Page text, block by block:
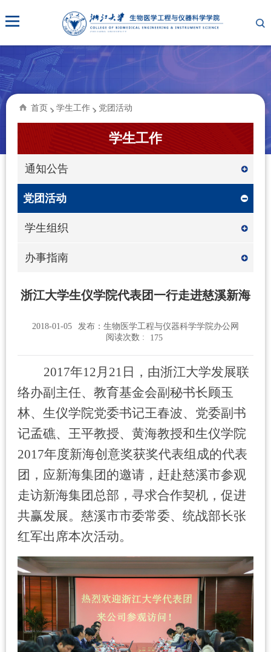
首页 学生工作 党团活动
学生工作
通知公告
党团活动
学生组织
办事指南
浙江大学生仪学院代表团一行走进慈溪新海
2018-01-05
发布：生物医学工程与仪器科学学院办公网
阅读次数 :
175
2017年12月21日，由浙江大学发展联
络办副主任、教育基金会副秘书长顾玉
林、生仪学院党委书记王春波、党委副书
记孟礁、王平教授、黄海教授和生仪学院
2017年度新海创意奖获奖代表组成的代表
团，应新海集团的邀请，赶赴慈溪市参观
走访新海集团总部，寻求合作契机，促进
共赢发展。慈溪市市委常委、统战部长张
红军出席本次活动。